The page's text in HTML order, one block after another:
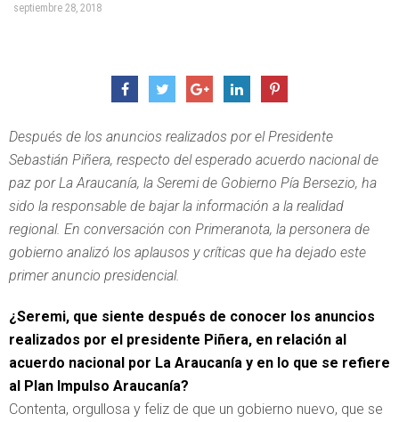
septiembre 28, 2018
Después de los anuncios realizados por el Presidente
Sebastián Piñera, respecto del esperado acuerdo nacional de
paz por La Araucanía, la Seremi de Gobierno Pía Bersezio, ha
sido la responsable de bajar la información a la realidad
regional. En conversación con Primeranota, la personera de
gobierno analizó los aplausos y críticas que ha dejado este
primer anuncio presidencial.
¿Seremi, que siente después de conocer los anuncios
realizados por el presidente Piñera, en relación al
acuerdo nacional por La Araucanía y en lo que se refiere
al Plan Impulso Araucanía?
Contenta, orgullosa y feliz de que un gobierno nuevo, que se